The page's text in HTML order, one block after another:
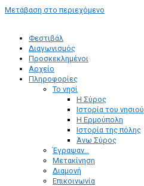
Μετάβαση στο περιεχόμενο
Φεστιβάλ
Διαγωνισμός
Προσκεκλημένοι
Αρχείο
Πληροφορίες
Το νησί
Η Σύρος
Ιστορία του νησιού
Η Ερμούπολη
Ιστορία της πόλης
Άνω Σύρος
Έγραψαν…
Μετακίνηση
Διαμονή
Επικοινωνία